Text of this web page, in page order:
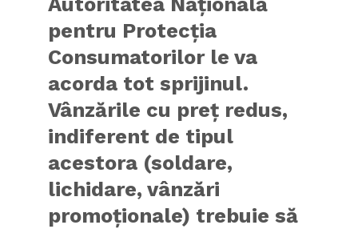
pentru Protecţia
Consumatorilor le va
acorda tot sprijinul.
Vânzările cu preţ redus,
indiferent de tipul
acestora (soldare,
lichidare, vânzări
promoţionale) trebuie să